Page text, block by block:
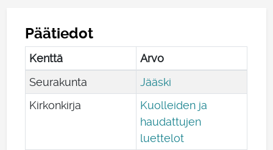
Päätiedot
Kenttä
Arvo
Seurakunta
Jääski
Kirkonkirja
Kuolleiden ja
haudattujen
luettelot